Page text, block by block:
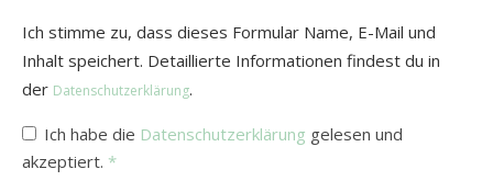
Ich stimme zu, dass dieses Formular Name, E-Mail und
Inhalt speichert. Detaillierte Informationen findest du in
der Datenschutzerklärung.
Ich habe die Datenschutzerklärung gelesen und
akzeptiert. *